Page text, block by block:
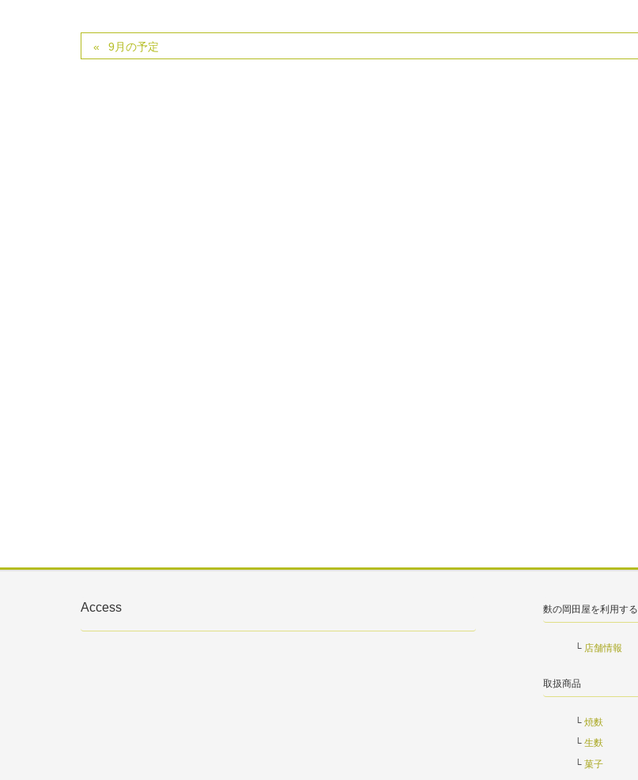
9月の予定
Access 麩の岡田屋を利用する
店舗情報
取扱商品
焼麩
生麩
菓子